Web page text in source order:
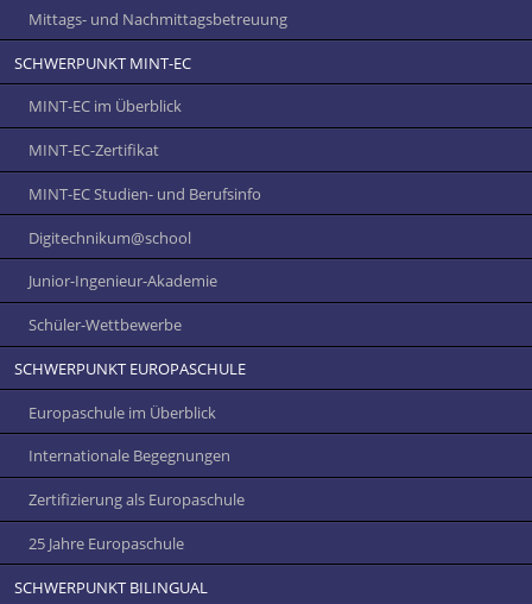
Mittags- und Nachmittagsbetreuung
SCHWERPUNKT MINT-EC
MINT-EC im Überblick
MINT-EC-Zertifikat
MINT-EC Studien- und Berufsinfo
Digitechnikum­@school
Junior-Ingenieur-Akademie
Schüler-Wettbewerbe
SCHWERPUNKT EUROPASCHULE
Europaschule im Überblick
Internationale Begegnungen
Zertifizierung als Europaschule
25 Jahre Europaschule
SCHWERPUNKT BILINGUAL